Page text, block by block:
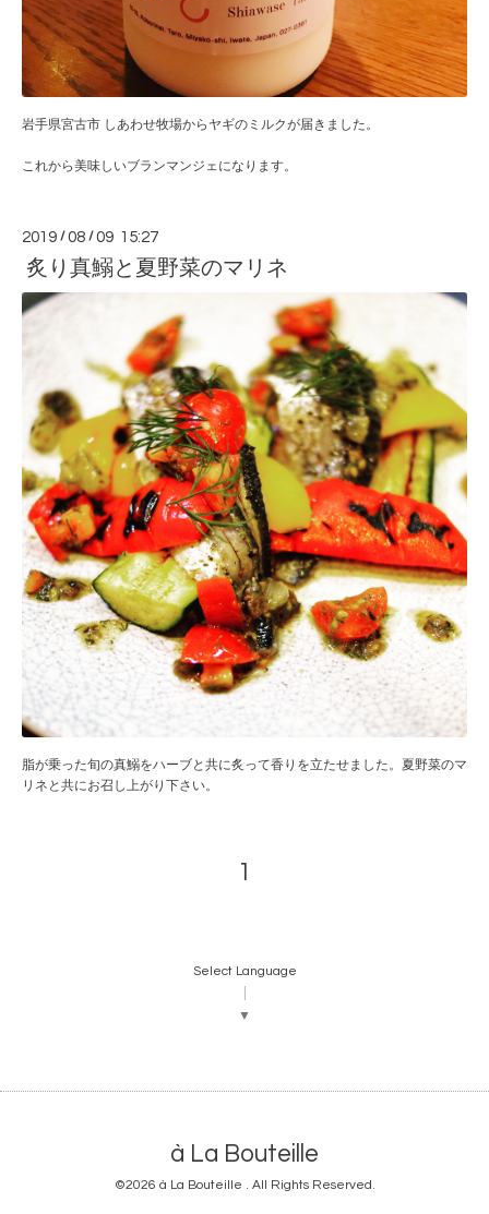
岩手県宮古市 しあわせ牧場からヤギのミルクが届きました。
これから美味しいブランマンジェになります。
2019 /08 /09 15:27
炙り真鰯と夏野菜のマリネ
脂が乗った旬の真鰯をハーブと共に炙って香りを立たせました。夏野菜のマ
リネと共にお召し上がり下さい。
1
Select Language
▼
à La Bouteille
©2026 à La Bouteille . All Rights Reserved.